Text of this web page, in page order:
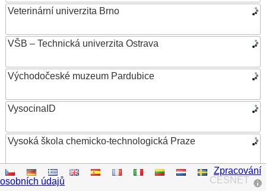
Veterinární univerzita Brno
VŠB – Technická univerzita Ostrava
Východočeské muzeum Pardubice
VysocinaID
Vysoká škola chemicko-technologická Praze
Vysoká škola ekonomická v Praze
CESNET
Zpracování
osobních údajů